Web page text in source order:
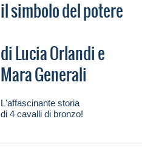
il simbolo del potere
di Lucia Orlandi e
Mara Generali
L'affascinante storia
di 4 cavalli di bronzo!